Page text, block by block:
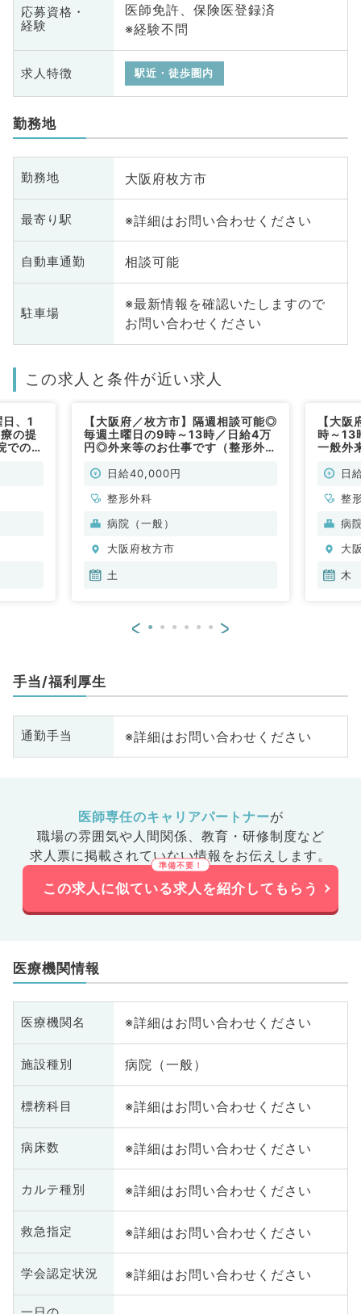
応募資格・
経験
医師免許、保険医登録済
※経験不問
求人特徴 駅近・徒歩圏内
勤務地
勤務地 大阪府枚方市
最寄り駅 ※詳細はお問い合わせください
自動車通勤 相談可能
駐車場
※最新情報を確認いたしますので
お問い合わせください
この求人と条件が近い求人
、1
の提
での病
【大阪府／枚方市】隔週相談可能◎
毎週土曜日の9時～13時／日給4万
円◎外来等のお仕事です（整形外科
日給40,000円
整形外科
病院（一般）
大阪府枚方市
土
【大
時～13
一般外
日
整
病
大
木
< >
手当/福利厚生
通勤手当 ※詳細はお問い合わせください
医師専任のキャリアパートナーが
職場の雰囲気や人間関係、 教育・研修制度など
求人票に掲載されていない情報をお伝えします。
この求人に似ている求人を紹介してもらう
医療機関情報
医療機関名 ※詳細はお問い合わせください
施設種別 病院（一般）
標榜科目 ※詳細はお問い合わせください
病床数 ※詳細はお問い合わせください
カルテ種別 ※詳細はお問い合わせください
救急指定 ※詳細はお問い合わせください
学会認定状況 ※詳細はお問い合わせください